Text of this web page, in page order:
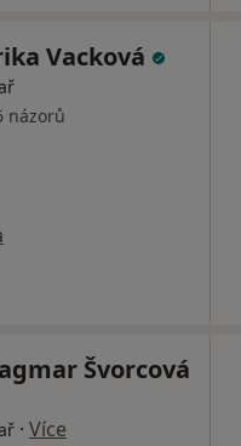
Vacková
názorů
Švorcová
· Více